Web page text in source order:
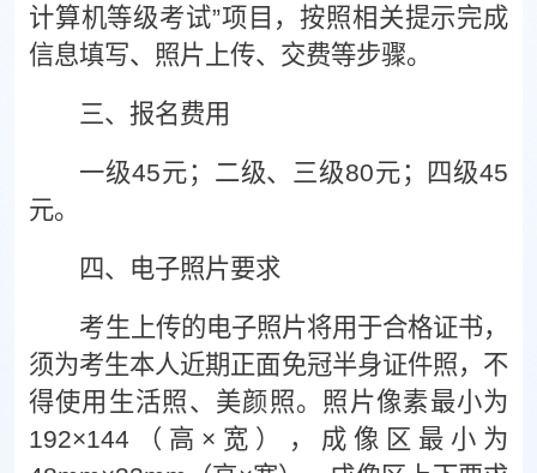
计算机等级考试”项目 ，按照相关提示完成
信息填写、照片上传、交费等步骤。
三、报名费用
一级45元；二级、三级80元；四级45
元。
四、 电子照片要求
考生上传的电子照片将用于合格证书，
须为考生本人近期正面免冠半身证件照， 不
得使用生活照、美颜照。 照片像素最小为
192×144（高×宽），成像区最小为